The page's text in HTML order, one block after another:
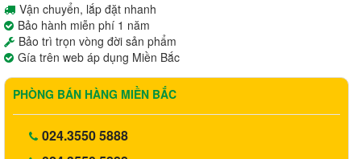
Vận chuyển, lắp đặt nhanh
Bảo hành miễn phí 1 năm
Bảo trì trọn vòng đời sản phẩm
Gía trên web áp dụng Miền Bắc
PHÒNG BÁN HÀNG MIỀN BẮC
024.3550 5888